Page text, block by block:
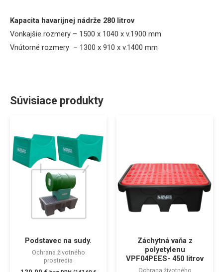
Kapacita havarijnej nádrže 280 litrov
Vonkajšie rozmery – 1500 x 1040 x v.1900 mm
Vnútorné rozmery – 1300 x 910 x v.1400 mm
Súvisiace produkty
Podstavec na sudy.
Ochrana životného
prostredia
Záchytná vaňa z
polyetylenu
VPF04PEES- 450 litrov
Ochrana životného